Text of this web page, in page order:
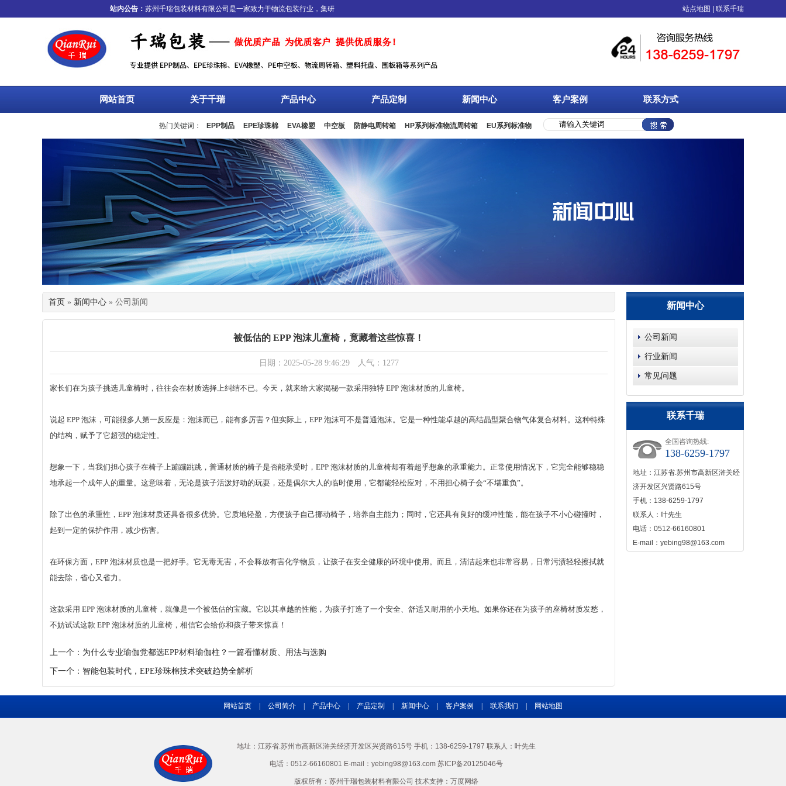
站内公告：苏州千瑞包装材料有限公司是一家致力于物流包装行业，集研发、生产、销售、服务于一体，专业设计、生产、加工EPE珍珠棉、EVA橡塑、物流周转箱、中空板等塑料制品的综合性包装企业，具备专业技术人
站点地图 联系千瑞
网站首页 关于千瑞 产品中心 产品定制 新闻中心 客户案例 联系方式
热门关键词： EPP制品 EPE珍珠棉 EVA橡塑 中空板 防静电周转箱 HP系列标准物流周转箱 EU系列标准物
流箱 周转箱 塑料托盘 围板箱 复合包装
新闻中心
公司新闻
行业新闻
常见问题
联系千瑞
全国咨询热线:
138-6259-1797
地址：江苏省.苏州市高新区浒关经
济开发区兴贤路615号
手机：138-6259-1797
联系人：叶先生
电话：0512-66160801
E-mail：yebing98@163.com
首页 » 新闻中心 » 公司新闻
被低估的 EPP 泡沫儿童椅，竟藏着这些惊喜！
日期：2025-05-28 9:46:29 人气：1277
家长们在为孩子挑选儿童椅时，往往会在材质选择上纠结不已。今天，就来给大家揭秘一款采用独特 EPP 泡沫材质的儿童椅。
说起 EPP 泡沫，可能很多人第一反应是：泡沫而已，能有多厉害？但实际上，EPP 泡沫可不是普通泡沫。它是一种性能卓越的高结晶型聚合物气体复合材料。这种特殊
的结构，赋予了它超强的稳定性。
想象一下，当我们担心孩子在椅子上蹦蹦跳跳，普通材质的椅子是否能承受时，EPP 泡沫材质的儿童椅却有着超乎想象的承重能力。正常使用情况下，它完全能够稳稳
地承起一个成年人的重量。这意味着，无论是孩子活泼好动的玩耍，还是偶尔大人的临时使用，它都能轻松应对，不用担心椅子会“不堪重负”。
除了出色的承重性，EPP 泡沫材质还具备很多优势。它质地轻盈，方便孩子自己挪动椅子，培养自主能力；同时，它还具有良好的缓冲性能，能在孩子不小心碰撞时，
起到一定的保护作用，减少伤害。
在环保方面，EPP 泡沫材质也是一把好手。它无毒无害，不会释放有害化学物质，让孩子在安全健康的环境中使用。而且，清洁起来也非常容易，日常污渍轻轻擦拭就
能去除，省心又省力。
这款采用 EPP 泡沫材质的儿童椅，就像是一个被低估的宝藏。它以其卓越的性能，为孩子打造了一个安全、舒适又耐用的小天地。如果你还在为孩子的座椅材质发愁，
不妨试试这款 EPP 泡沫材质的儿童椅，相信它会给你和孩子带来惊喜！
上一个： 为什么专业瑜伽党都选EPP材料瑜伽柱？一篇看懂材质、用法与选购
下一个： 智能包装时代，EPE珍珠棉技术突破趋势全解析
网站首页 公司简介 产品中心 产品定制 新闻中心 客户案例 联系我们 网站地图
地址：江苏省.苏州市高新区浒关经济开发区兴贤路615号 手机：138-6259-1797 联系人：叶先生
电话：0512-66160801 E-mail：yebing98@163.com 苏ICP备20125046号
版权所有：苏州千瑞包装材料有限公司 技术支持： 万度网络